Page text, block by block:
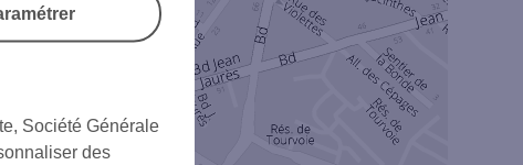
Société Générale
des